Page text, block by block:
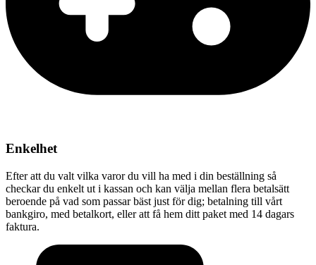
Enkelhet
Efter att du valt vilka varor du vill ha med i din beställning så
checkar du enkelt ut i kassan och kan välja mellan flera betalsätt
beroende på vad som passar bäst just för dig; betalning till vårt
bankgiro, med betalkort, eller att få hem ditt paket med 14 dagars
faktura.